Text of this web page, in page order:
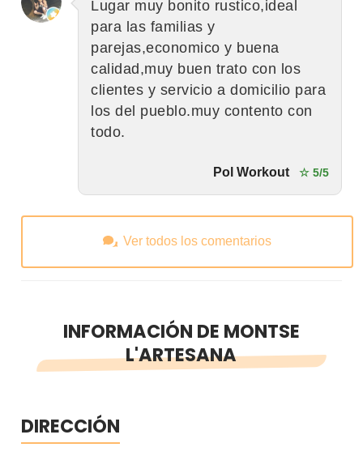
Lugar muy bonito rustico,ideal
para las familias y
parejas,economico y buena
calidad,muy buen trato con los
clientes y servicio a domicilio para
los del pueblo.muy contento con
todo.
Pol Workout ☆ 5/5
Ver todos los comentarios
INFORMACIÓN DE MONTSE
L'ARTESANA
DIRECCIÓN